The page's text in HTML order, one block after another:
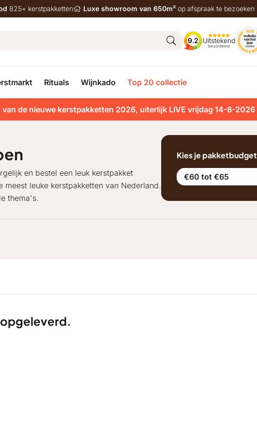
825+ kerstpakketten Luxe showroom van 650m² op afspraak te bezoeken
9.2 Uitstekend
beoordeeld
Rituals Wijnkado Top 20 collectie
de nieuwe kerstpakketten 2026, uiterlijk LIVE vrijdag 14-8-2026
en bestel een leuk kerstpakket
leuke kerstpakketten van Nederland.
thema's.
Kies je pakketbudget
€60 tot €65